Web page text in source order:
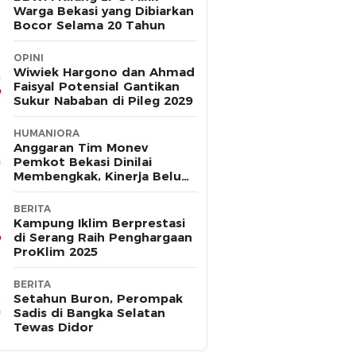
Warga Bekasi yang Dibiarkan
Bocor Selama 20 Tahun
OPINI
Wiwiek Hargono dan Ahmad
Faisyal Potensial Gantikan
Sukur Nababan di Pileg 2029
HUMANIORA
Anggaran Tim Monev
Pemkot Bekasi Dinilai
Membengkak, Kinerja Belum
Terbukti Efektif
BERITA
Kampung Iklim Berprestasi
di Serang Raih Penghargaan
ProKlim 2025
BERITA
Setahun Buron, Perompak
Sadis di Bangka Selatan
Tewas Didor